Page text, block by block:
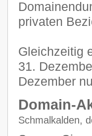
privaten
Gleichzeitig
31.
Dezember
Domain-
Schmalkalden,